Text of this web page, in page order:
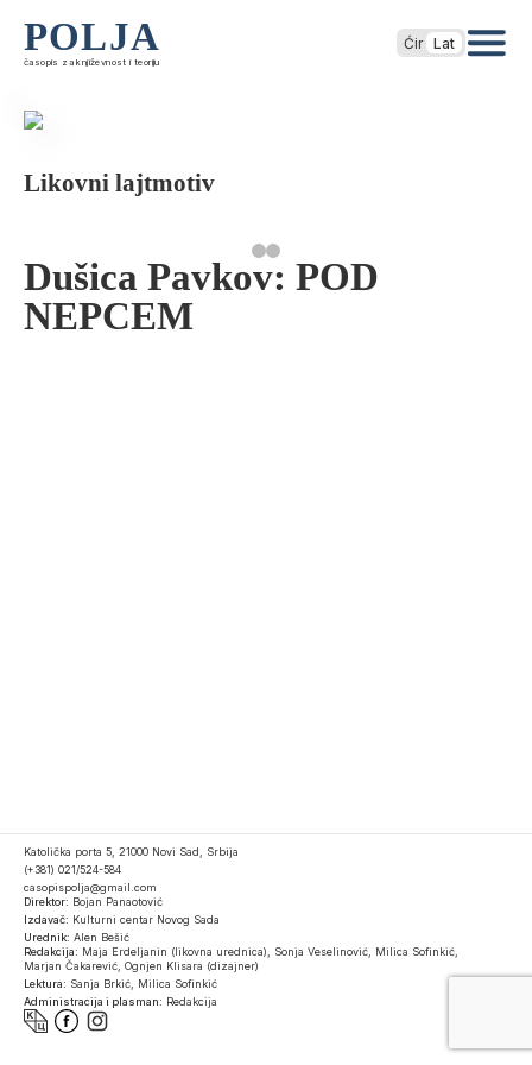
POLJA
časopis za književnost i teoriju
Ćir Lat
Likovni lajtmotiv
Dušica Pavkov: POD
NEPCEM
Katolička porta 5, 21000 Novi Sad, Srbija
(+381) 021/524-584
casopispolja@gmail.com
Direktor: Bojan Panaotović
Izdavač: Kulturni centar Novog Sada
Urednik: Alen Bešić
Redakcija: Maja Erdeljanin (likovna urednica), Sonja Veselinović, Milica Sofinkić,
Marjan Čakarević, Ognjen Klisara (dizajner)
Lektura: Sanja Brkić, Milica Sofinkić
Administracija i plasman: Redakcija